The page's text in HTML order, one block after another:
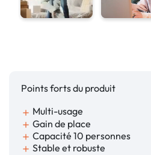
Points forts du produit
add Multi-usage
add Gain de place
add Capacité 10 personnes
add Stable et robuste